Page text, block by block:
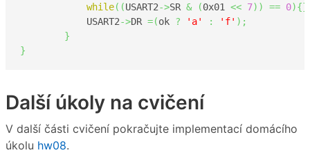
while( (USART2->SR & (0x01 << 7) ) == 0){}
USART2->DR =(ok ? 'a' : 'f' ) ;
}
}
Další úkoly na cvičení
V další části cvičení pokračujte implementací domácího
úkolu hw08.